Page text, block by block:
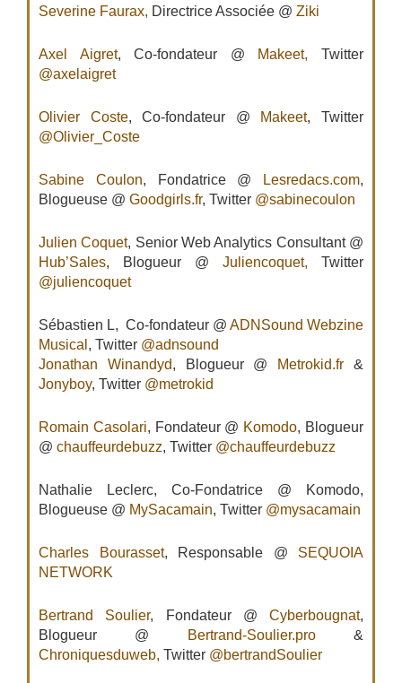
Severine Faurax, Directrice Associée @ Ziki
Axel Aigret, Co-fondateur @ Makeet, Twitter
@axelaigret
Olivier Coste, Co-fondateur @ Makeet, Twitter
@Olivier_Coste
Sabine Coulon, Fondatrice @ Lesredacs.com,
Blogueuse @ Goodgirls.fr, Twitter @sabinecoulon
Julien Coquet, Senior Web Analytics Consultant @
Hub’Sales, Blogueur @ Juliencoquet, Twitter
@juliencoquet
Sébastien L, Co-fondateur @ ADNSound Webzine
Musical , Twitter @adnsound
Jonathan Winandyd, Blogueur @ Metrokid.fr &
Jonyboy, Twitter @metrokid
Romain Casolari, Fondateur @ Komodo, Blogueur
@ chauffeurdebuzz, Twitter @chauffeurdebuzz
Nathalie Leclerc, Co-Fondatrice @ Komodo,
Blogueuse @ MySacamain, Twitter @mysacamain
Charles Bourasset, Responsable @ SEQUOIA
NETWORK
Bertrand Soulier, Fondateur @ Cyberbougnat,
Blogueur @
Bertrand-Soulier.pro&
Chroniquesduweb, Twitter @bertrandSoulier